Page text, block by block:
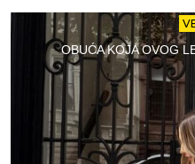
OBUĆA KOJA OVOG